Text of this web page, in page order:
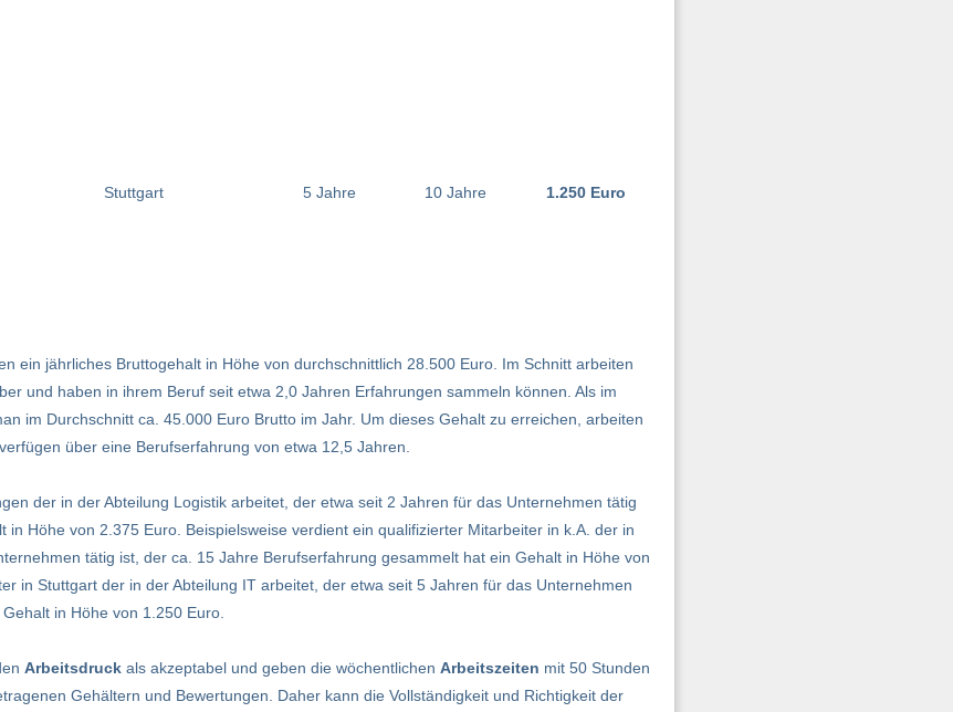
Stuttgart 5 Jahre 10 Jahre 1.250 Euro
ein jährliches Bruttogehalt in Höhe von durchschnittlich 28.500 Euro. Im Schnitt arbeiten
und haben in ihrem Beruf seit etwa 2,0 Jahren Erfahrungen sammeln können. Als im
im Durchschnitt ca. 45.000 Euro Brutto im Jahr. Um dieses Gehalt zu erreichen, arbeiten
über eine Berufserfahrung von etwa 12,5 Jahren.
der in der Abteilung Logistik arbeitet, der etwa seit 2 Jahren für das Unternehmen tätig
Höhe von 2.375 Euro. Beispielsweise verdient ein qualifizierter Mitarbeiter in k.A. der in
tätig ist, der ca. 15 Jahre Berufserfahrung gesammelt hat ein Gehalt in Höhe von
in Stuttgart der in der Abteilung IT arbeitet, der etwa seit 5 Jahren für das Unternehmen
in Höhe von 1.250 Euro.
Arbeitsdruck als akzeptabel und geben die wöchentlichen Arbeitszeiten mit 50 Stunden
Gehältern und Bewertungen. Daher kann die Vollständigkeit und Richtigkeit der